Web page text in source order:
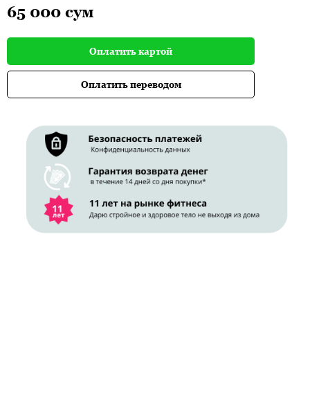
65 000 сум
Оплатить картой
Оплатить переводом